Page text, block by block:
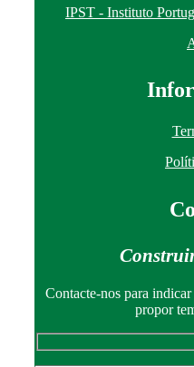
IPST - Instituto
I
Contacte-nos para
propor